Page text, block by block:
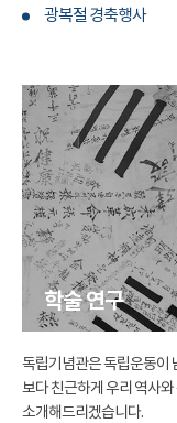
광복절 경축행사
학술 연구
독립기념관은 독립운동이
보다 친근하게 우리 역사
소개해드리겠습니다.